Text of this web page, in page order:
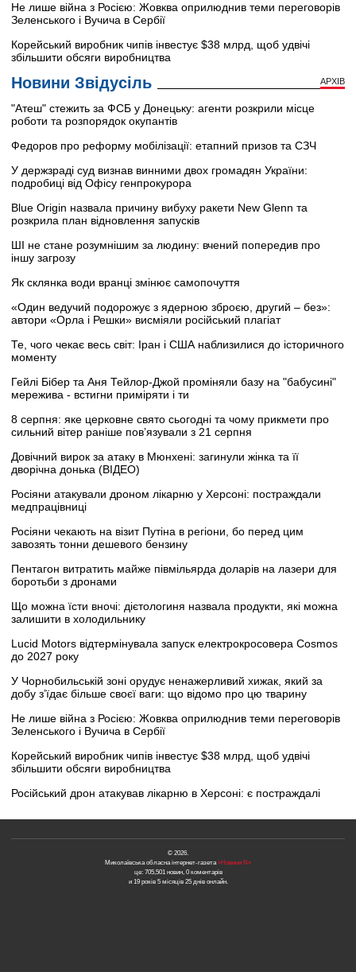
Не лише війна з Росією: Жовква оприлюднив теми переговорів
Зеленського і Вучича в Сербії
Корейський виробник чипів інвестує $38 млрд, щоб удвічі
збільшити обсяги виробництва
Новини Звідусіль АРХІВ
"Атеш" стежить за ФСБ у Донецьку: агенти розкрили місце
роботи та розпорядок окупантів
Федоров про реформу мобілізації: етапний призов та СЗЧ
У держзраді суд визнав винними двох громадян України:
подробиці від Офісу генпрокурора
Blue Origin назвала причину вибуху ракети New Glenn та
розкрила план відновлення запусків
ШІ не стане розумнішим за людину: вчений попередив про
іншу загрозу
Як склянка води вранці змінює самопочуття
«Один ведучий подорожує з ядерною зброєю, другий – без»:
автори «Орла і Решки» висміяли російський плагіат
Те, чого чекає весь світ: Іран і США наблизилися до історичного
моменту
Гейлі Бібер та Аня Тейлор-Джой проміняли базу на "бабусині"
мережива - встигни приміряти і ти
8 серпня: яке церковне свято сьогодні та чому прикмети про
сильний вітер раніше пов’язували з 21 серпня
Довічний вирок за атаку в Мюнхені: загинули жінка та її
дворічна донька (ВІДЕО)
Росіяни атакували дроном лікарню у Херсоні: постраждали
медпрацівниці
Росіяни чекають на візит Путіна в регіони, бо перед цим
завозять тонни дешевого бензину
Пентагон витратить майже півмільярда доларів на лазери для
боротьби з дронами
Що можна їсти вночі: дієтологиня назвала продукти, які можна
залишити в холодильнику
Lucid Motors відтермінувала запуск електрокросовера Cosmos
до 2027 року
У Чорнобильській зоні орудує ненажерливий хижак, який за
добу з’їдає більше своєї ваги: що відомо про цю тварину
Не лише війна з Росією: Жовква оприлюднив теми переговорів
Зеленського і Вучича в Сербії
Корейський виробник чипів інвестує $38 млрд, щоб удвічі
збільшити обсяги виробництва
Російський дрон атакував лікарню в Херсоні: є постраждалі
© 2026.
Миколаївська обласна інтернет-газета«Новини N»
це: 705,501 новин, 0 коментарів
и 19 років 5 місяців 25 днів онлайн.